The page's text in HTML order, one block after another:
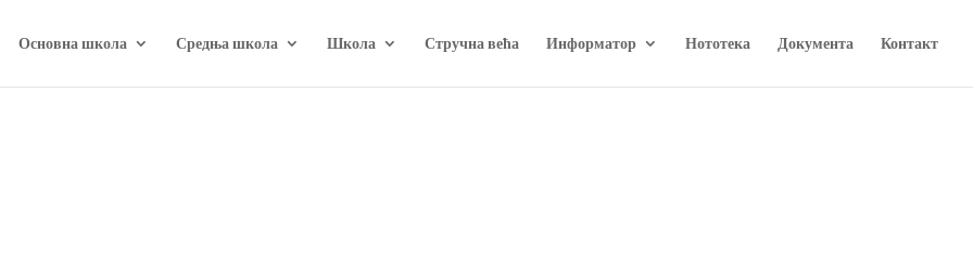
Основна школа Средња школа Школа Стручна већа Информатор Нототека Документа Контакт